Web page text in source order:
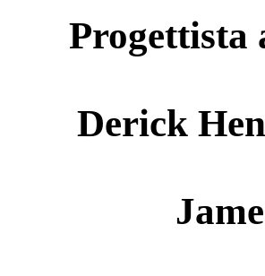
Progettista
Derick